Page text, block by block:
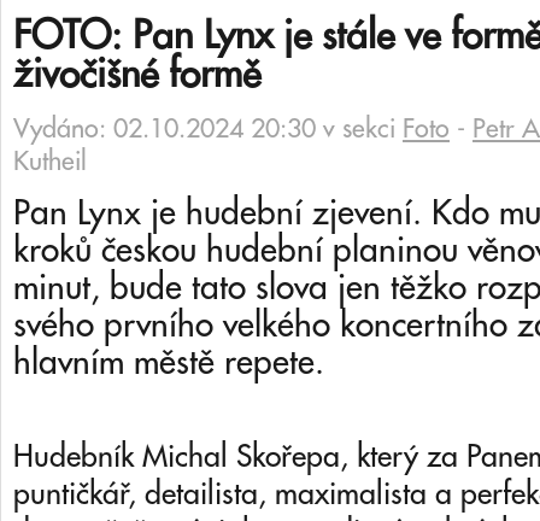
FOTO: Pan Lynx je stále ve
živočišné formě
Vydáno: 02.10.2024 20:30 v sekci Foto - Petr
Kutheil
Pan Lynx je hudební zjevení. Kdo
kroků českou hudební planinou
minut, bude tato slova jen těžko
svého prvního velkého koncertního
hlavním městě repete.
Hudebník Michal Skořepa, který za
puntičkář, detailista, maximalista a